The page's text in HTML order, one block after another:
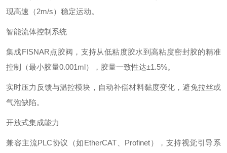
现高速（2m/s）稳定运动。
智能流体控制系统‌
集成FISNAR点胶阀，支持从低粘度胶水到高粘度密封胶的精准
控制（最小胶量0.001ml），胶量一致性达±1.5%。
实时压力反馈与温控模块，自动补偿材料黏度变化，避免拉丝或
气泡缺陷。
开放式集成能力‌
兼容主流PLC协议（如EtherCAT、Profinet），支持视觉引导系